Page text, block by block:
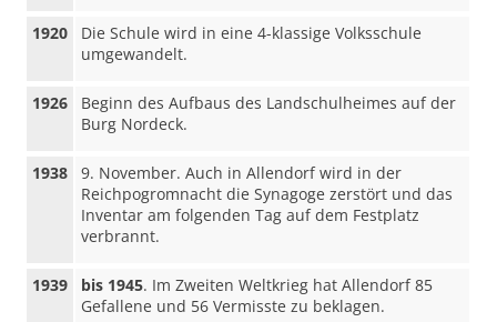
1920
Die Schule wird in eine 4-klassige Volksschule
umgewandelt.
1926
Beginn des Aufbaus des Landschulheimes auf der
Burg Nordeck.
1938
9. November. Auch in Allendorf wird in der
Reichpogromnacht die Synagoge zerstört und das
Inventar am folgenden Tag auf dem Festplatz
verbrannt.
1939 bis 1945. Im Zweiten Weltkrieg hat Allendorf 85
Gefallene und 56 Vermisste zu beklagen.